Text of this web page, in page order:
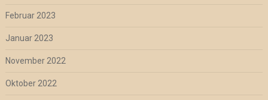
Februar 2023
Januar 2023
November 2022
Oktober 2022